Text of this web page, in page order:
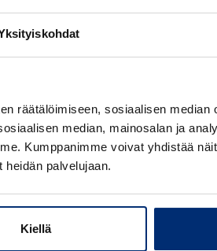
räätälöimiseen, sosiaalisen median
median, mainosalan ja
Kumppanimme voivat yhdistää
palvelujaan.
Kiellä